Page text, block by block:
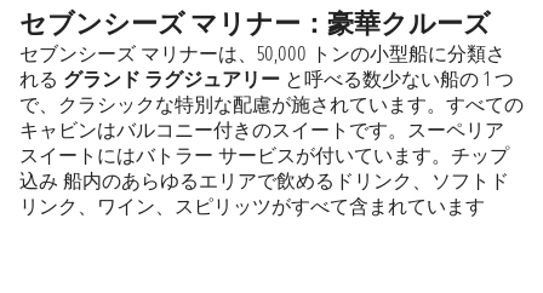
セブンシーズ マリナー：豪華クルーズ
セブンシーズ マリナーは、50,000 トンの小型船に分類さ
れる グランド ラグジュアリー と呼べる数少ない船の 1 つ
で、クラシックな特別な配慮が施されています。すべての
キャビンはバルコニー付きのスイートです。スーペリア
スイートにはバトラー サービスが付いています。チップ
込み 船内のあらゆるエリアで飲めるドリンク、ソフトド
リンク、ワイン、スピリッツがすべて含まれています